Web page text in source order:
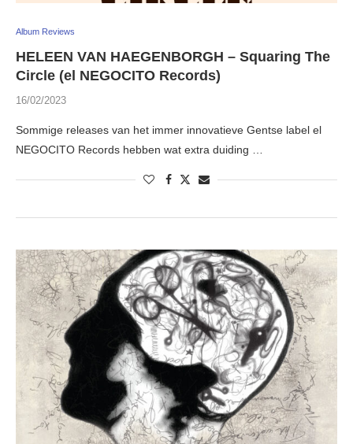
Album Reviews
HELEEN VAN HAEGENBORGH – Squaring The
Circle (el NEGOCITO Records)
16/02/2023
Sommige releases van het immer innovatieve Gentse label el
NEGOCITO Records hebben wat extra duiding …